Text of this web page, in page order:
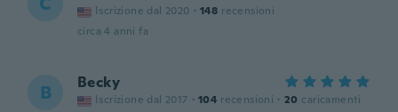
Iscrizione dal 2020 · 148 recensioni
circa 4 anni fa
B Becky
Iscrizione dal 2017 · 104 recensioni · 20 caricamenti